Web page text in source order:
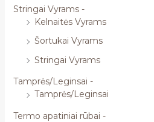
Stringai Vyrams -
Kelnaitės Vyrams
Šortukai Vyrams
Stringai Vyrams
Tamprės/Leginsai -
Tamprės/Leginsai
Termo apatiniai rūbai -